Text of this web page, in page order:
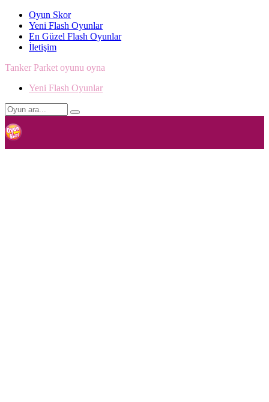
Oyun Skor
Yeni Flash Oyunlar
En Güzel Flash Oyunlar
İletişim
Tanker Parket oyunu oyna
Yeni Flash Oyunlar